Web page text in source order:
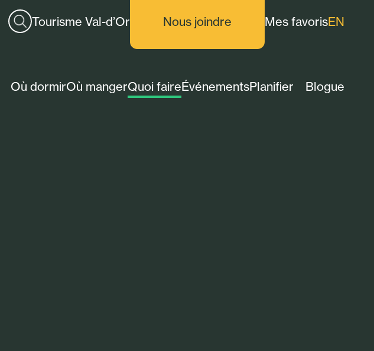
Tourisme Val-d’Or
Où dormirOù mangerQuoi faireÉvénementsPlanifier Blogue
Nous joindre Mes favorisEN